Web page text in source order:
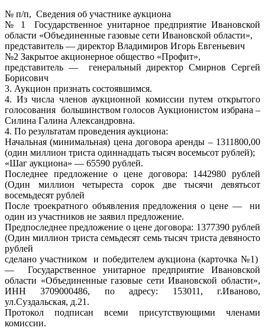
№ п/п, Сведения об участнике аукциона
№ 1 Государственное унитарное предприятие Ивановской
области «Объединенные газовые сети Ивановской области»,
представитель — директор Владимиров Игорь Евгеньевич
№2 Закрытое акционерное общество «Профит»,
представитель — генеральный директор Смирнов Сергей
Борисович
3. Аукцион признать состоявшимся.
4. Из числа членов аукционной комиссии путем открытого
голосования большинством голосов Аукционистом избрана –
Силина Галина Александровна.
4. По результатам проведения аукциона:
Начальная (минимальная) цена договора аренды – 1311800,00
(один миллион триста одиннадцать тысяч восемьсот рублей);
«Шаг аукциона» — 65590 рублей.
Последнее предложение о цене договора: 1442980 рублей
(Один миллион четыреста сорок две тысячи девятьсот
восемьдесят рублей
После троекратного объявления предложения о цене — ни
один из участников не заявил предложение.
Предпоследнее предложение о цене договора: 1377390 рублей
(Один миллион триста семьдесят семь тысяч триста девяносто
рублей
сделано участником и победителем аукциона (карточка №1)
— Государственное унитарное предприятие Ивановской
области «Объединенные газовые сети Ивановской области»,
ИНН 3709000486, по адресу: 153011, г.Иваново,
ул.Суздальская, д.21.
Протокол подписан всеми присутствующими членами
комиссии.